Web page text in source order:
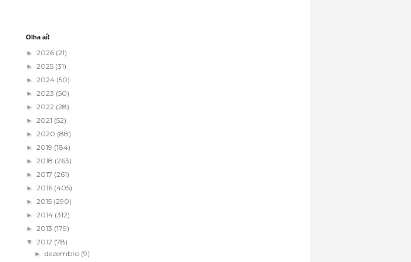
Olha aí!
► 2026 (21)
► 2025 (31)
► 2024 (50)
► 2023 (50)
► 2022 (28)
► 2021 (52)
► 2020 (88)
► 2019 (184)
► 2018 (263)
► 2017 (261)
► 2016 (405)
► 2015 (290)
► 2014 (312)
► 2013 (179)
▼ 2012 (78)
►dezembro (9)